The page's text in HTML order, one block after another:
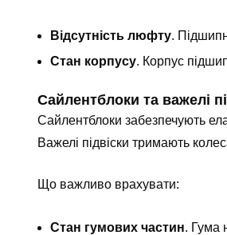
Відсутність люфту.
Стан корпусу. Корпус
Сайлентблоки та важелі
Сайлентблоки забезпечують
Важелі підвіски тримають
Що важливо врахувати:
Стан гумових частин. Гума